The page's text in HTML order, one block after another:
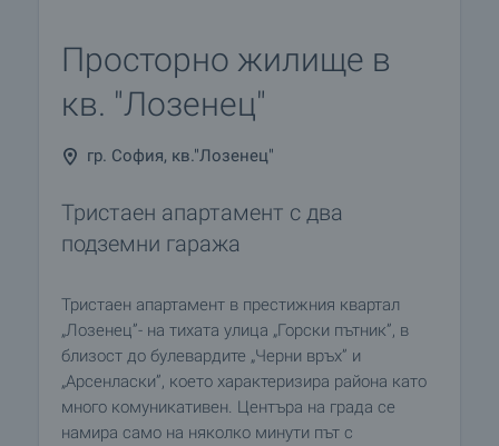
Просторно жилище в
кв. "Лозенец"
гр. София, кв."Лозенец"
Тристаен апартамент с два
подземни гаража
Тристаен апартамент в престижния квартал
„Лозенец”- на тихата улица „Горски пътник”, в
близост до булевардите „Черни връх” и
„Арсенласки”, което характеризира района като
много комуникативен. Центъра на града се
намира само на няколко минути път с